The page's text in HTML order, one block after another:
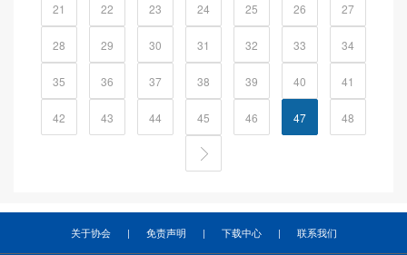
21 22 23 24 25 26 27
28 29 30 31 32 33 34
35 36 37 38 39 40 41
42 43 44 45 46 47 48
关于协会 | 免责声明 | 下载中心 | 联系我们